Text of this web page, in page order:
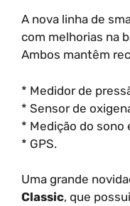
A nova linha de
com melhorias na
Ambos mantêm
* Medidor de
* Sensor de
* Medição do sono
* GPS.
Uma grande
Classic, que